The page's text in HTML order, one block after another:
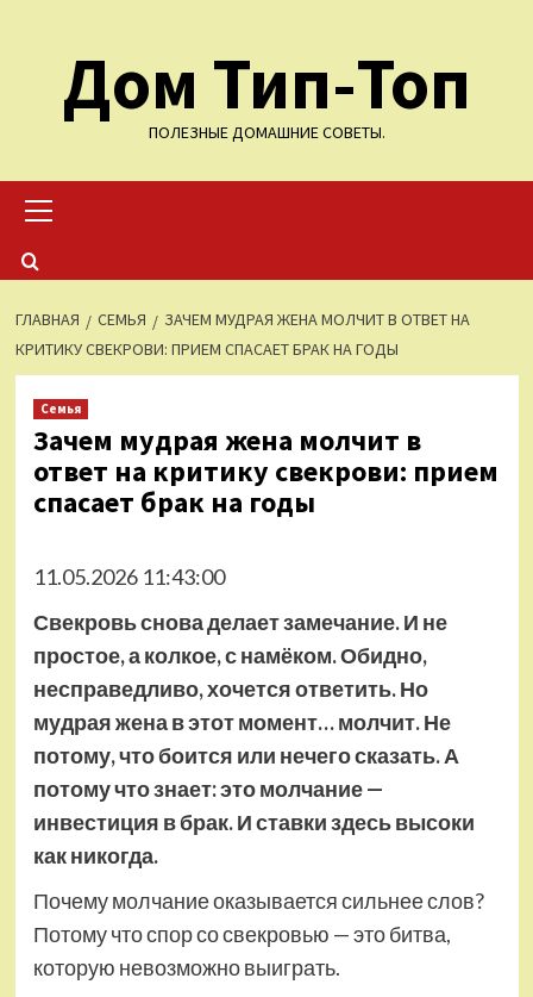
содержимомуДом Тип-Топ
ПОЛЕЗНЫЕ ДОМАШНИЕ СОВЕТЫ.
меню
ГЛАВНАЯ СЕМЬЯ
ЗАЧЕМ МУДРАЯ ЖЕНА МОЛЧИТ В ОТВЕТ НА
КРИТИКУ СВЕКРОВИ: ПРИЕМ СПАСАЕТ БРАК НА ГОДЫ
Семья
Зачем мудрая жена молчит в
ответ на критику свекрови: прием
спасает брак на годы
11.05.2026 11:43:00
Свекровь снова делает замечание. И не
простое, а колкое, с намёком. Обидно,
несправедливо, хочется ответить. Но
мудрая жена в этот момент… молчит. Не
потому, что боится или нечего сказать. А
потому что знает: это молчание —
инвестиция в брак. И ставки здесь высоки
как никогда.
Почему молчание оказывается сильнее слов?
Потому что спор со свекровью — это битва,
которую невозможно выиграть.